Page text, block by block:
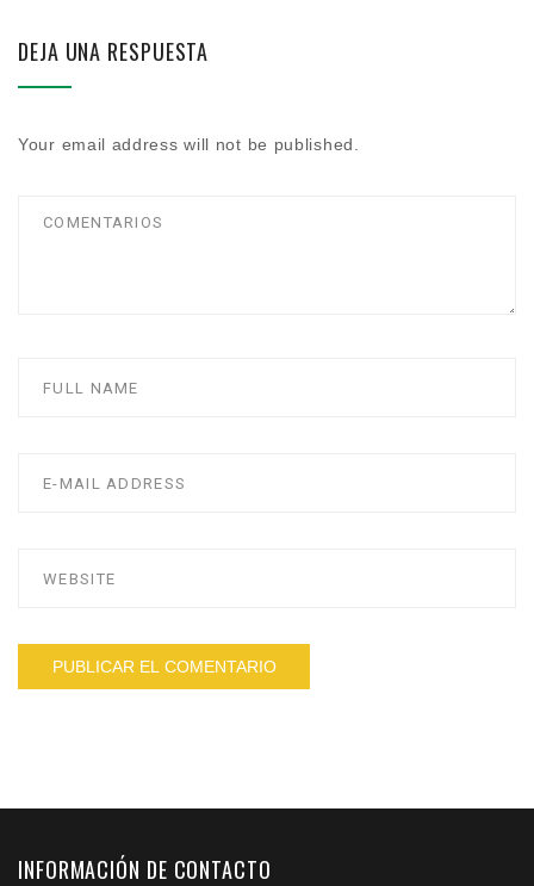
DEJA UNA RESPUESTA
Your email address will not be published.
INFORMACIÓN DE CONTACTO